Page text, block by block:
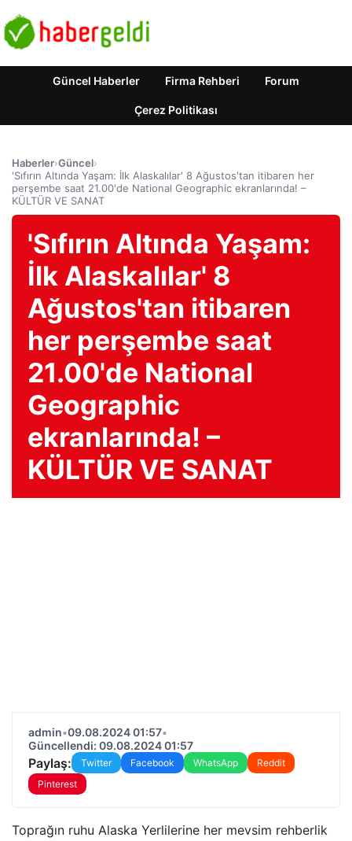
Güncel Haberler Firma Rehberi Forum
Çerez Politikası
Haberler›Güncel›
'Sıfırın Altında Yaşam: İlk Alaskalılar' 8 Ağustos'tan itibaren her
perşembe saat 21.00'de National Geographic ekranlarında! –
KÜLTÜR VE SANAT
'Sıfırın Altında Yaşam:
İlk Alaskalılar' 8
Ağustos'tan itibaren
her perşembe saat
21.00'de National
Geographic
ekranlarında! –
KÜLTÜR VE SANAT
admin•09.08.2024 01:57•
Güncellendi: 09.08.2024 01:57
Paylaş: Twitter Facebook WhatsApp
Reddit
Pinterest
Toprağın ruhu Alaska Yerlilerine her mevsim rehberlik